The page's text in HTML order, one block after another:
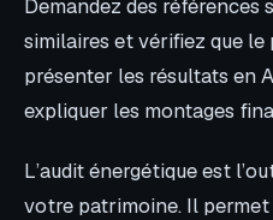
Demandez des références
similaires et vérifiez que le
présenter les résultats en
expliquer les montages
L’audit énergétique est
votre patrimoine. Il permet